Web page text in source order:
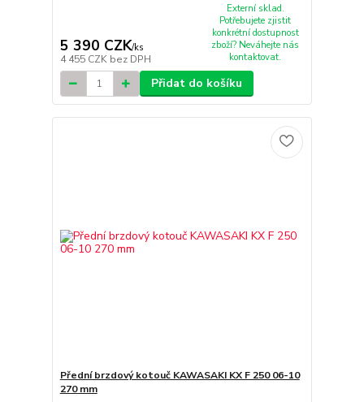
5 390 CZK/ks
4 455 CZK bez DPH
Externí sklad.
Potřebujete zjistit
konkrétní dostupnost
zboží? Neváhejte nás
kontaktovat.
Přidat do košíku
Přední brzdový kotouč KAWASAKI KX F 250 06-10
270 mm